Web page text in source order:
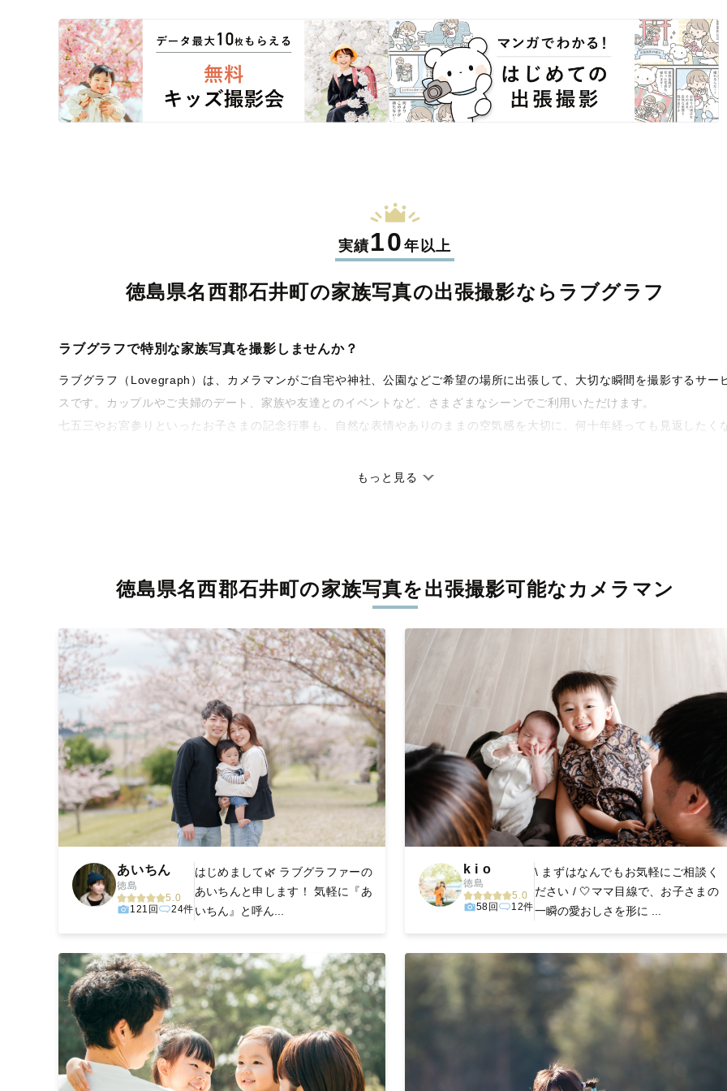
実績10年以上
徳島県名西郡石井町の家族写真の出張撮影なら ラブグラフ
ラブグラフで特別な家族写真を撮影しませんか？
ラブグラフ（Lovegraph）は、カメラマンがご自宅や神社、公園などご希望の場所に出張して、大切な瞬間を撮影するサー
スです。カップルやご夫婦のデート、家族や友達とのイベントなど、さまざまなシーンでご利用いただけます。
七五三やお宮参りといったお子さまの記念行事も、自然な表情やありのままの空気感を大切に、何十年経っても見返したく
丁寧なレタッチで思い出を美しく仕上げます
りに。きっと「こんな写真を撮ってほしかった！」と思える一枚に出会えます。まずは、ラブグラフの
い。
もっと見る
徳島県名西郡石井町の家族写真を出張撮影可能なカメラマン
あいちん
徳島
5.0
121回
24件
はじめまして🌿 ラブグラファーの
あいちんと申します！ 気軽に『あ
いちん』と呼ん...
k i o
徳島
5.0
58回
12件
\ まずはなんでもお気軽にご相談く
ださい / 🤍ママ目線で、お子さまの
一瞬の愛おしさを形に ...